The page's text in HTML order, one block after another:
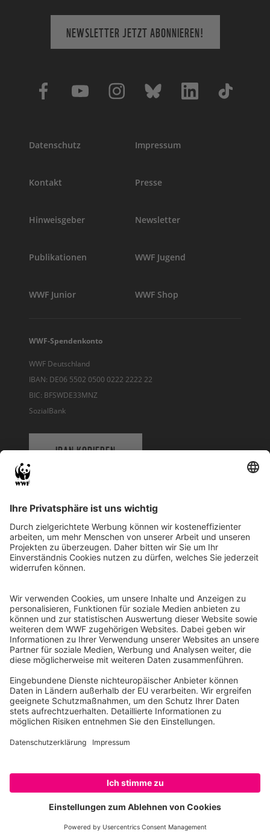
SPENDEN
NEWSLETTER JETZT ABONNIEREN!
Datenschutz Impressum
Kontakt Presse
Hinweisgeber Newsletter
Publikationen WWF Jugend
WWF Junior WWF Shop
WWF-Spendenkonto
WWF Deutschland
IBAN: DE06 5502 0500 0222 2222 22
BIC: BFSWDE33MNZ
SozialBank
IBAN KOPIEREN
WWF Deutschland
Reinhardtstr. 18
10117 Berlin
Ihre Spende kann steuerlich geltend gemacht werden
Registriert als Stiftung WWF Deutschland, Senatsverwaltung für
Justiz Berlin, Az: 3416/976/2
Umsatzsteuer-Identifikationsnummer: DE 114236103
Freistellungsbescheid: Als gemeinnützige Körperschaft befreit
von der Körperschaftssteuer gem. §5 I 9 KStg. unter der
Steuernummer 27/641/09321